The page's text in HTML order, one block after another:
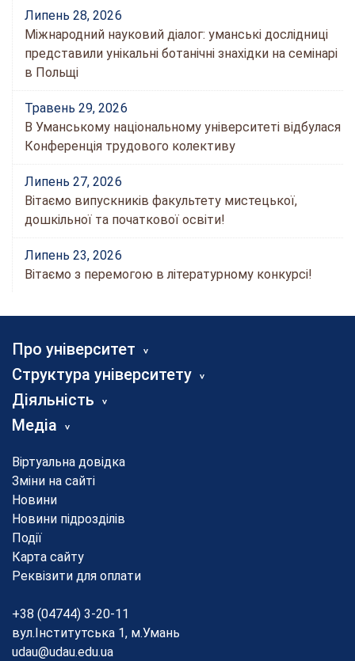
Липень 28, 2026
Міжнародний науковий діалог: уманські дослідниці
представили унікальні ботанічні знахідки на семінарі
в Польщі
Травень 29, 2026
В Уманському національному університеті відбулася
Конференція трудового колективу
Липень 27, 2026
Вітаємо випускників факультету мистецької,
дошкільної та початкової освіти!
Липень 23, 2026
Вітаємо з перемогою в літературному конкурсі!
Про університет
Структура університету
Діяльність
Медіа
Віртуальна довідка
Зміни на сайті
Новини
Новини підрозділів
Події
Карта сайту
Реквізити для оплати
+38 (04744) 3-20-11
вул.Інститутська 1, м.Умань
udau@udau.edu.ua